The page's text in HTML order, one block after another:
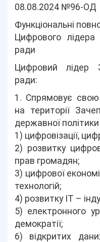
08.08.2024 №96-ОД
Функціональні
Цифрового лідера
ради
Цифровий лідер
ради:
1. Спрямовує свою
на території
державної політики
1) цифровізації,
2) розвитку
прав громадян;
3) цифрової
технологій;
4) розвитку ІТ –
5) електронного
демократії;
6) відкритих